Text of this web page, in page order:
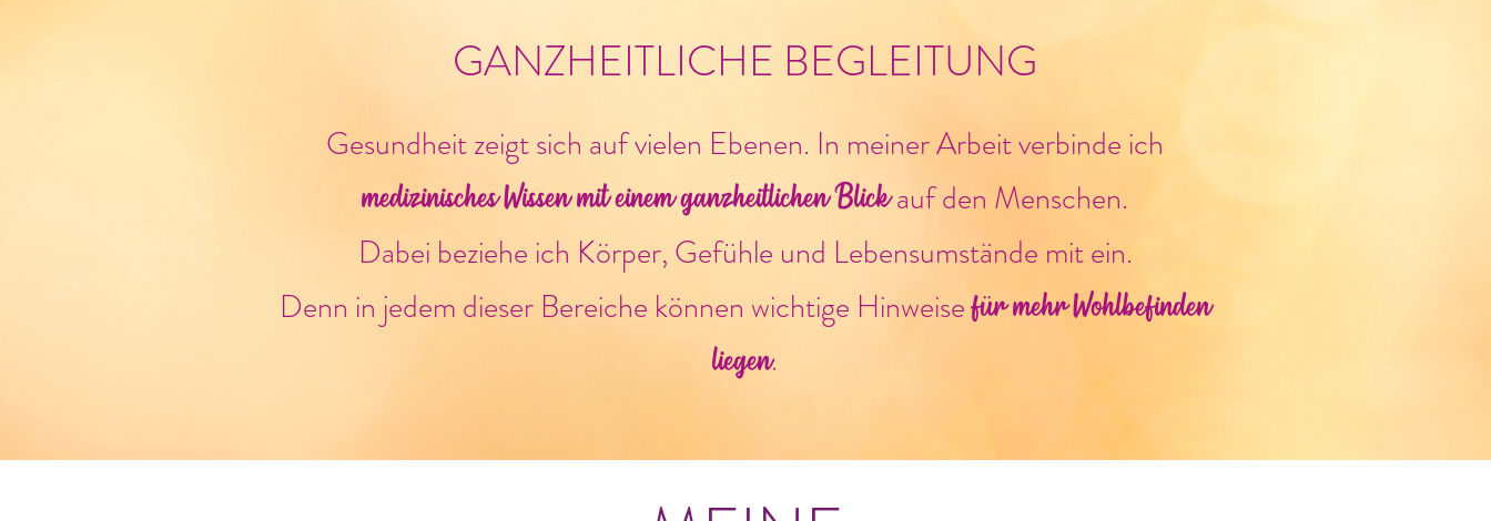
GANZHEITLICHE BEGLEITUNG
Gesundheit zeigt sich auf vielen Ebenen. In meiner Arbeit verbinde ich
medizinisches Wissen mit einem ganzheitlichen Blickauf den Menschen.
Dabei beziehe ich Körper, Gefühle und Lebensumstände mit ein.
Denn in jedem dieser Bereiche können wichtige Hinweisefür mehr Wohlbefinden
liegen.